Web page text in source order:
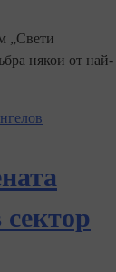
„Свети
някои от най-